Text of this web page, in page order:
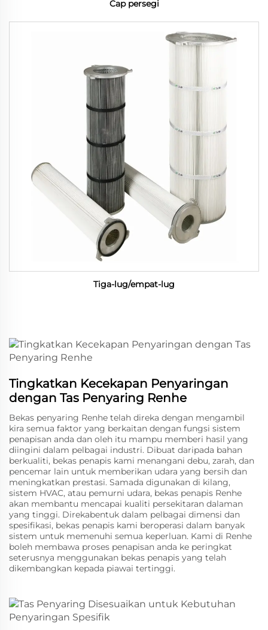
Cap persegi
Tiga-lug/empat-lug
Tingkatkan Kecekapan Penyaringan
dengan Tas Penyaring Renhe
Bekas penyaring Renhe telah direka dengan mengambil
kira semua faktor yang berkaitan dengan fungsi sistem
penapisan anda dan oleh itu mampu memberi hasil yang
diingini dalam pelbagai industri. Dibuat daripada bahan
berkualiti, bekas penapis kami menangani debu, zarah, dan
pencemar lain untuk memberikan udara yang bersih dan
meningkatkan prestasi. Samada digunakan di kilang,
sistem HVAC, atau pemurni udara, bekas penapis Renhe
akan membantu mencapai kualiti persekitaran dalaman
yang tinggi. Direkabentuk dalam pelbagai dimensi dan
spesifikasi, bekas penapis kami beroperasi dalam banyak
sistem untuk memenuhi semua keperluan. Kami di Renhe
boleh membawa proses penapisan anda ke peringkat
seterusnya menggunakan bekas penapis yang telah
dikembangkan kepada piawai tertinggi.